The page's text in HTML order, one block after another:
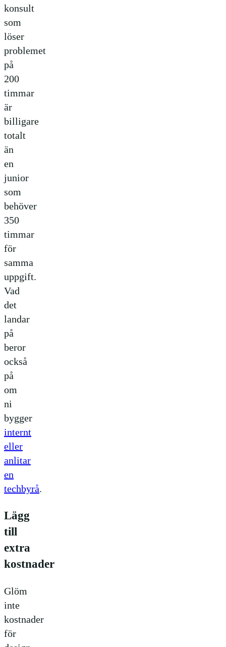
konsult
som
löser
problemet
på
200
timmar
är
billigare
totalt
än
en
junior
som
behöver
350
timmar
för
samma
uppgift.
Vad
det
landar
på
beror
också
på
om
ni
bygger
internt
eller
anlitar
en
techbyrå.
Lägg
till
extra
kostnader
Glöm
inte
kostnader
för